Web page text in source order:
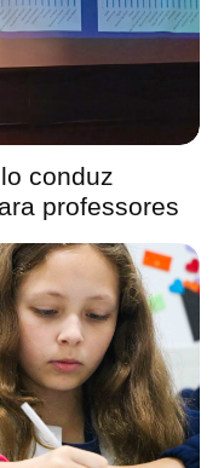
conduz
professores